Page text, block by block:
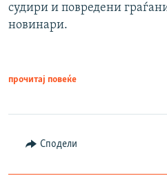
судири и повредени
новинари.
прочитај повеќе
Сподели